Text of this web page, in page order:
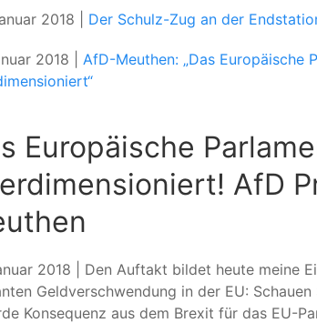
2018 | Der Schulz-Zug an der
2018 | AfD-Meuthen: „Das Europäische
Europäische
AfD
2018 | Den Auftakt bildet heute meine
Geldverschwendung in der EU:
Konsequenz aus dem Brexit für das EU-